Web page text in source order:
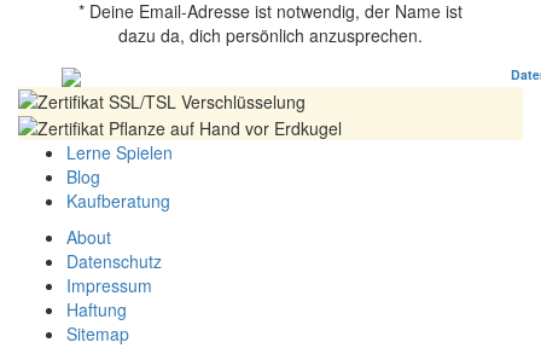
* Deine Email-Adresse ist notwendig, der Name ist
dazu da, dich persönlich anzusprechen.
: Garantiert nach strengem EU-
Lerne Spielen
Blog
Kaufberatung
About
Datenschutz
Impressum
Haftung
Sitemap